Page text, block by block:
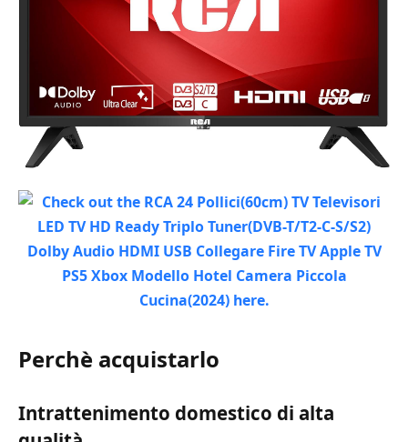
Perchè acquistarlo
Intrattenimento domestico di alta